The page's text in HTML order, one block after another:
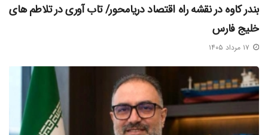
بندر کاوه در نقشه راه اقتصاد دریامحور/ تاب‌ آوری در تلاطم‌ های
خلیج فارس